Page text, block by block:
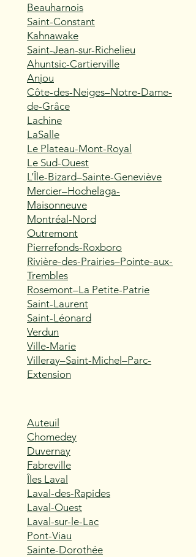
Beauharnois
Saint-Constant
Kahnawake
Saint-Jean-sur-Richelieu
Ahuntsic-Cartierville
Anjou
Côte-des-Neiges–Notre-Dame-
de-Grâce
Lachine
LaSalle
Le Plateau-Mont-Royal
Le Sud-Ouest
L’Île-Bizard–Sainte-Geneviève
Mercier–Hochelaga-
Maisonneuve
Montréal-Nord
Outremont
Pierrefonds-Roxboro
Rivière-des-Prairies–Pointe-aux-
Trembles
Rosemont–La Petite-Patrie
Saint-Laurent
Saint-Léonard
Verdun
Ville-Marie
Villeray–Saint-Michel–Parc-
Extension
Auteuil
Chomedey
Duvernay
Fabreville
Îles Laval
Laval-des-Rapides
Laval-Ouest
Laval-sur-le-Lac
Pont-Viau
Sainte-Dorothée